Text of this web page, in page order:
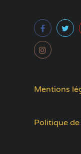
Mentions
Politique